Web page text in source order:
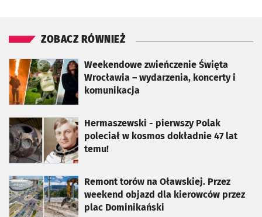
ZOBACZ RÓWNIEŻ
Weekendowe zwieńczenie Święta
Wrocławia – wydarzenia, koncerty i
komunikacja
otworzy się w nowej karcie
Hermaszewski - pierwszy Polak
poleciał w kosmos dokładnie 47 lat
temu!
otworzy się w nowej karcie
Remont torów na Oławskiej. Przez
weekend objazd dla kierowców przez
plac Dominikański
otworzy się w nowej karcie